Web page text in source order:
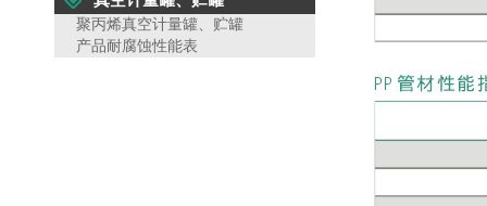
聚丙烯真空计量罐、贮罐
产品耐腐蚀性能表